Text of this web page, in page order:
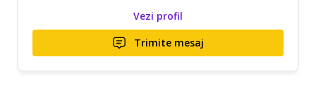
Vezi profil
Trimite mesaj